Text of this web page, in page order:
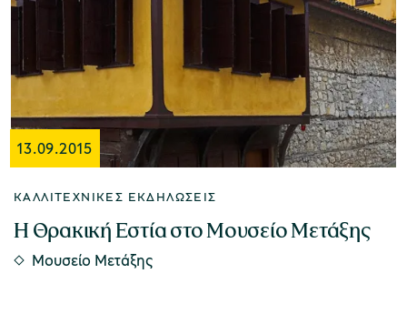
13.09.2015
ΚΑΛΛΙΤΕΧΝΙΚΈΣ ΕΚΔΗΛΏΣΕΙΣ
Η Θρακική Εστία στο Μουσείο Μετάξης
Μουσείο Μετάξης